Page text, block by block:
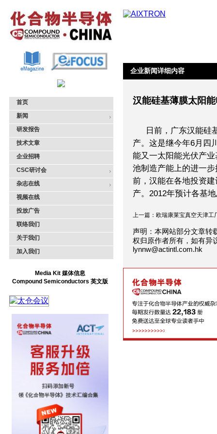
首页
新闻
研发报告
技术文章
企业招聘
CSC研讨会
杂志在线
视频在线
投放广告
联络我们
关于我们
加入我们
Media Kit 媒体信息
Compound Semiconductors 英文版
企业新闻详细内容
汉能硅基薄膜太阳
日前，广东汉能硅
产。这是继今年6月四
能又一太阳能光伏产
池制造产能上的进一
前，汉能在各地投资
产。2012年预计各基
上一篇：欧瑞康莱宝真空天津工
声明：本网站部分文章转
权归原作者所有，如有异
lynnw@actintl.com.hk